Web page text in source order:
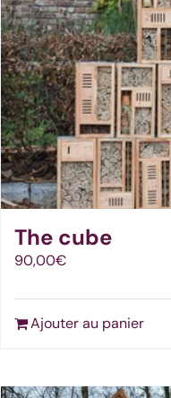
FAQ
The cube
90,00€
Ajouter au panier